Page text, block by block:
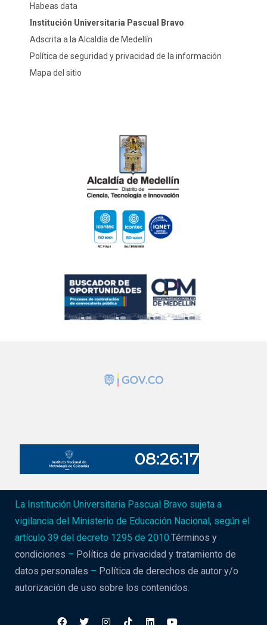
Habeas data
Institución Universitaria Pascual Bravo
Adscrita a la Alcaldía de Medellín
Política de seguridad y privacidad de la información
Mapa del sitio
La Institución Universitaria Pascual Bravo sujeta a
vigilancia del Ministerio de Educación Nacional, según el
artículo 39 del decreto 1295 de 2010. Términos y
condiciones – Política de privacidad y tratamiento de
datos personales – Política de derechos de autor y/o
autorización de uso sobre los contenidos